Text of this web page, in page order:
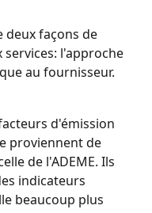
deux façons de
services: l'approche
au fournisseur.
d'émission
proviennent de
de l'ADEME. Ils
indicateurs
beaucoup plus